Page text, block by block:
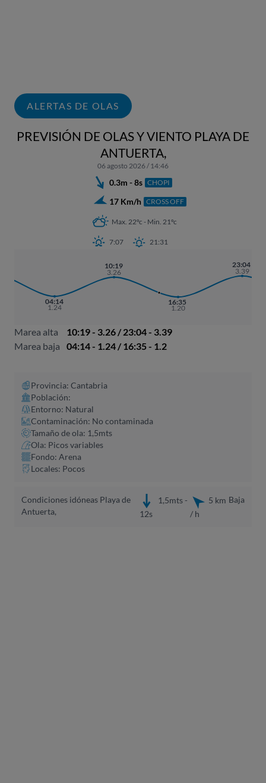
ALERTAS DE OLAS
PREVISIÓN DE OLAS Y VIENTO PLAYA DE
ANTUERTA,
06 agosto 2026 / 14:46
0.3m - 8s CHOPI
17 Km/h CROSS OFF
Max. 22ºc - Min. 21ºc
7:07 21:31
04:14
1.24
10:19
3.26
16:35
1.20
23:04
3.39
Marea alta
10:19 - 3.26 / 23:04 - 3.39
Marea baja
04:14 - 1.24 / 16:35 - 1.2
Provincia: Cantabria
Población:
Entorno: Natural
Contaminación: No contaminada
Tamaño de ola: 1,5mts
Ola: Picos variables
Fondo: Arena
Locales: Pocos
Condiciones idóneas Playa de
Antuerta,
1,5mts -
12s
5 km
/ h
Baja